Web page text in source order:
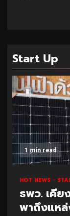
Start Up
1 min read
HOT NEWS
ธพว. เคีย
พาถึงแหล่